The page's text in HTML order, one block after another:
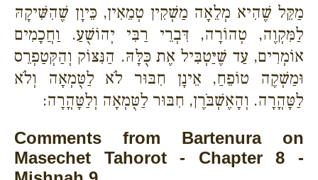
מַקֵּל שֶׁהִיא מְלֵאָה מַשְׁקִין טְמֵאִין, כֵּיוָן שֶׁהִשִּׁיקָהּ
לַמִּקְוֶה, טְהוֹרָה, דִּבְרֵי רַבִּי יְהוֹשֻׁעַ. וַחֲכָמִים
אוֹמְרִים, עַד שֶׁיַּטְבִּיל אֶת כֻּלָּהּ. הַנִּצּוֹק וְהַקְּטַפְרֵס
וּמַשְׁקֶה טוֹפֵחַ, אֵינָן חִבּוּר לֹא לַטֻּמְאָה וְלֹא
לַטָּהֳרָה. וְהָאֶשְׁבֹּרֶן, חִבּוּר לַטֻּמְאָה וְלַטָּהֳרָה:
Comments from Bartenura on
Masechet Tahorot - Chapter 8 -